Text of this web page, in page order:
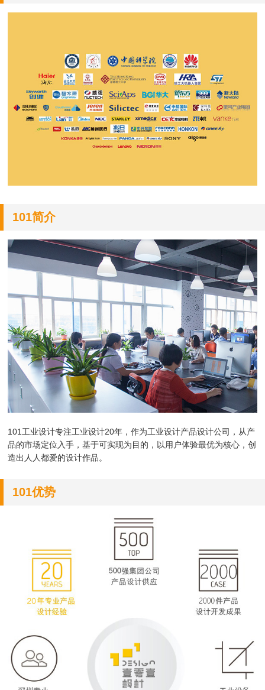
101简介
101工业设计专注工业设计20年，作为工业设计产品设计公司， 从产
品的市场定位入手，基于可实现为目的，以用户体验最优为核心，创
造出人人都爱的设计作品。
101优势